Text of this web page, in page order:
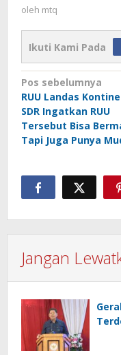
oleh mtq
Ikuti Kami Pada
Navigasi
pos
Pos sebelumnya
RUU Landas
SDR Ingatkan RUU
Tersebut Bisa
Tapi Juga Punya
Jangan